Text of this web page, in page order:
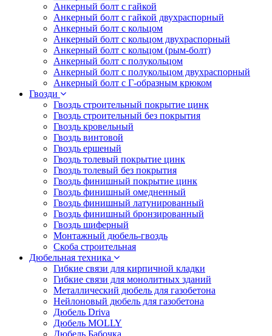
Анкерный болт с гайкой
Анкерный болт с гайкой двухраспорный
Анкерный болт с кольцом
Анкерный болт с кольцом двухраспорный
Анкерный болт с кольцом (рым-болт)
Анкерный болт с полукольцом
Анкерный болт с полукольцом двухраспорный
Анкерный болт с Г-образным крюком
Гвозди
Гвоздь строительный покрытие цинк
Гвоздь строительный без покрытия
Гвоздь кровельный
Гвоздь винтовой
Гвоздь ершеный
Гвоздь толевый покрытие цинк
Гвоздь толевый без покрытия
Гвоздь финишный покрытие цинк
Гвоздь финишный омедненный
Гвоздь финишный латунированный
Гвоздь финишный бронзированный
Гвоздь шиферный
Монтажный дюбель-гвоздь
Скоба строительная
Дюбельная техника
Гибкие связи для кирпичной кладки
Гибкие связи для монолитных зданий
Металлический дюбель для газобетона
Нейлоновый дюбель для газобетона
Дюбель Driva
Дюбель MOLLY
Дюбель Бабочка